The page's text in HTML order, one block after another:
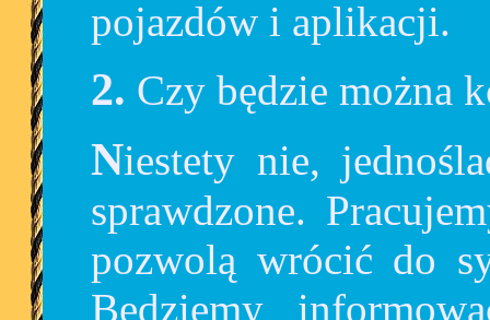
pojazdów i aplikacji.
2. Czy będzie
Niestety nie, jednoślady zostaną zabezpieczone i
sprawdzone.
pozwolą wrócić do
Będziemy